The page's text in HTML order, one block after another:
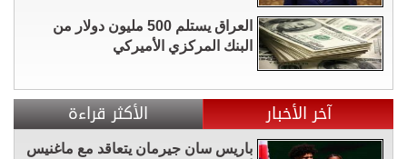
العراق يستلم 500 مليون دولار من
البنك المركزي الأميركي
آخر الأخبار الأكثر قراءة
باريس سان جيرمان يتعاقد مع ماغنيس